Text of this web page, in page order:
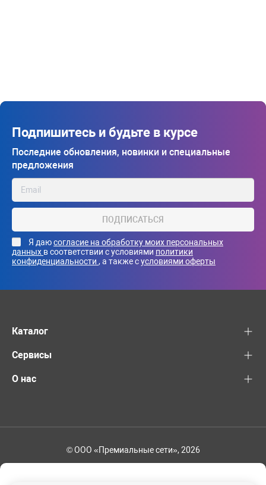
Подпишитесь и будьте в курсе
Последние обновления, новинки и специальные
предложения
ПОДПИСАТЬСЯ
Я даюсогласие на обработку моих персональных
данных в соответствии с условиями политики
конфиденциальности , а также сусловиями оферты
Каталог
Сервисы
О нас
© ООО «Премиальные сети», 2026